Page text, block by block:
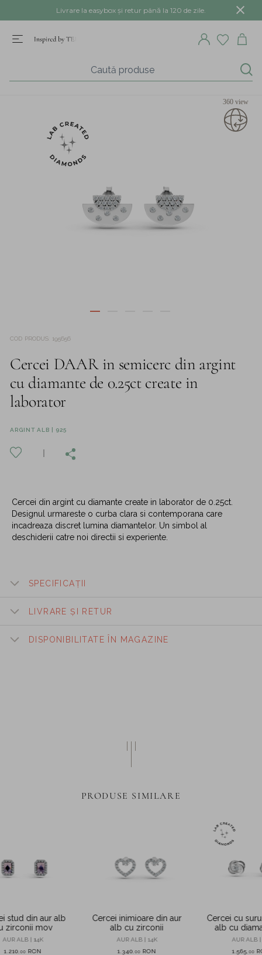
Livrare la easybox și retur până la 120 de zile.
360 view
COD PRODUS 195656
Cercei DAAR in semicerc din argint
cu diamante de 0.25ct create in
laborator
ARGINT ALB | 925
Cercei din argint cu diamante create in laborator de 0.25ct.
Designul urmareste o curba clara si contemporana care
incadreaza discret lumina diamantelor. Un simbol al
deschiderii catre noi directii si experiente.
SPECIFICAȚII
LIVRARE ȘI RETUR
DISPONIBILITATE ÎN MAGAZINE
PRODUSE SIMILARE
stud din aur alb
zirconii mov
AUR ALB | 14K
1.210 ,00 RON
Cercei inimioare din aur
alb cu zirconii
AUR ALB | 14K
1.340 ,00 RON
Cercei cu
alb cu
0.09ct
AUR ALB |
1.565 00